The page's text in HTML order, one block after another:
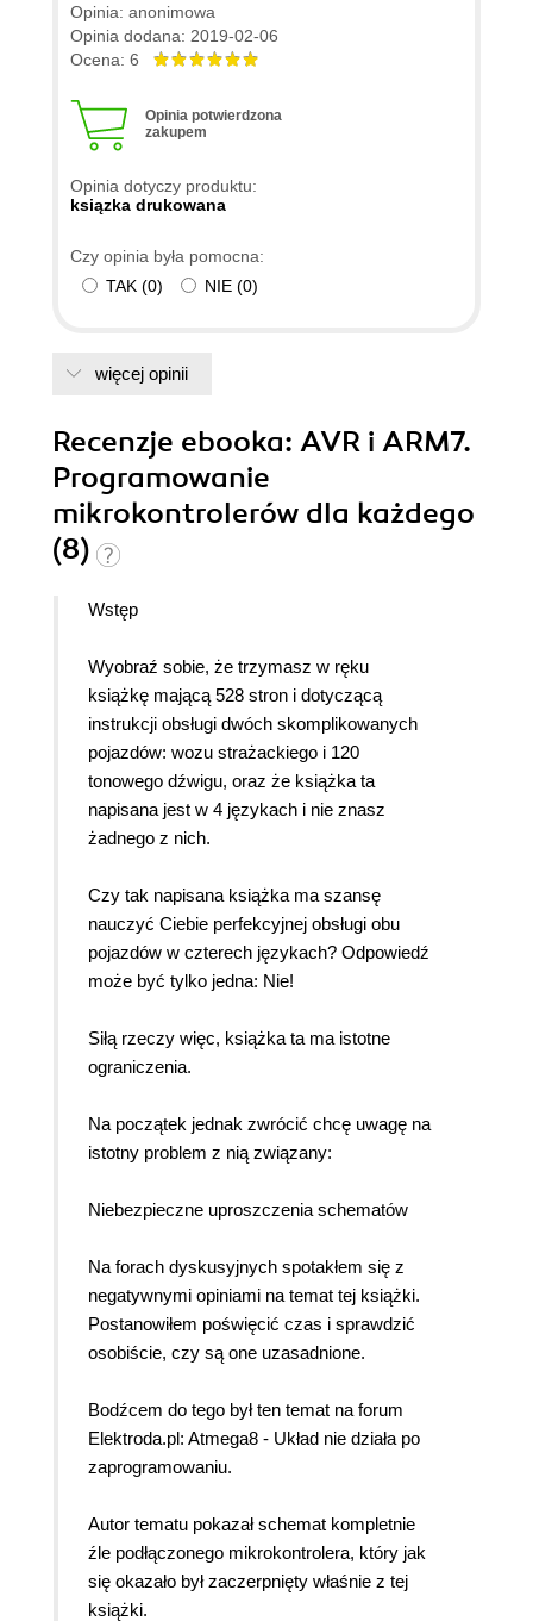
Opinia: anonimowa
Opinia dodana: 2019-02-06
Ocena: 6
Opinia potwierdzona
zakupem
Opinia dotyczy produktu:
ksiązka drukowana
Czy opinia była pomocna:
TAK (0) NIE (0)
więcej opinii
Recenzje ebooka: AVR i ARM7.
Programowanie
mikrokontrolerów dla każdego
(8)
Wstęp
Wyobraź sobie, że trzymasz w ręku
książkę mającą 528 stron i dotyczącą
instrukcji obsługi dwóch skomplikowanych
pojazdów: wozu strażackiego i 120
tonowego dźwigu, oraz że książka ta
napisana jest w 4 językach i nie znasz
żadnego z nich.
Czy tak napisana książka ma szansę
nauczyć Ciebie perfekcyjnej obsługi obu
pojazdów w czterech językach? Odpowiedź
może być tylko jedna: Nie!
Siłą rzeczy więc, książka ta ma istotne
ograniczenia.
Na początek jednak zwrócić chcę uwagę na
istotny problem z nią związany:
Niebezpieczne uproszczenia schematów
Na forach dyskusyjnych spotakłem się z
negatywnymi opiniami na temat tej książki.
Postanowiłem poświęcić czas i sprawdzić
osobiście, czy są one uzasadnione.
Bodźcem do tego był ten temat na forum
Elektroda.pl: Atmega8 - Układ nie działa po
zaprogramowaniu.
Autor tematu pokazał schemat kompletnie
źle podłączonego mikrokontrolera, który jak
się okazało był zaczerpnięty właśnie z tej
książki.